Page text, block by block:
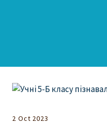
2 Oct 2023